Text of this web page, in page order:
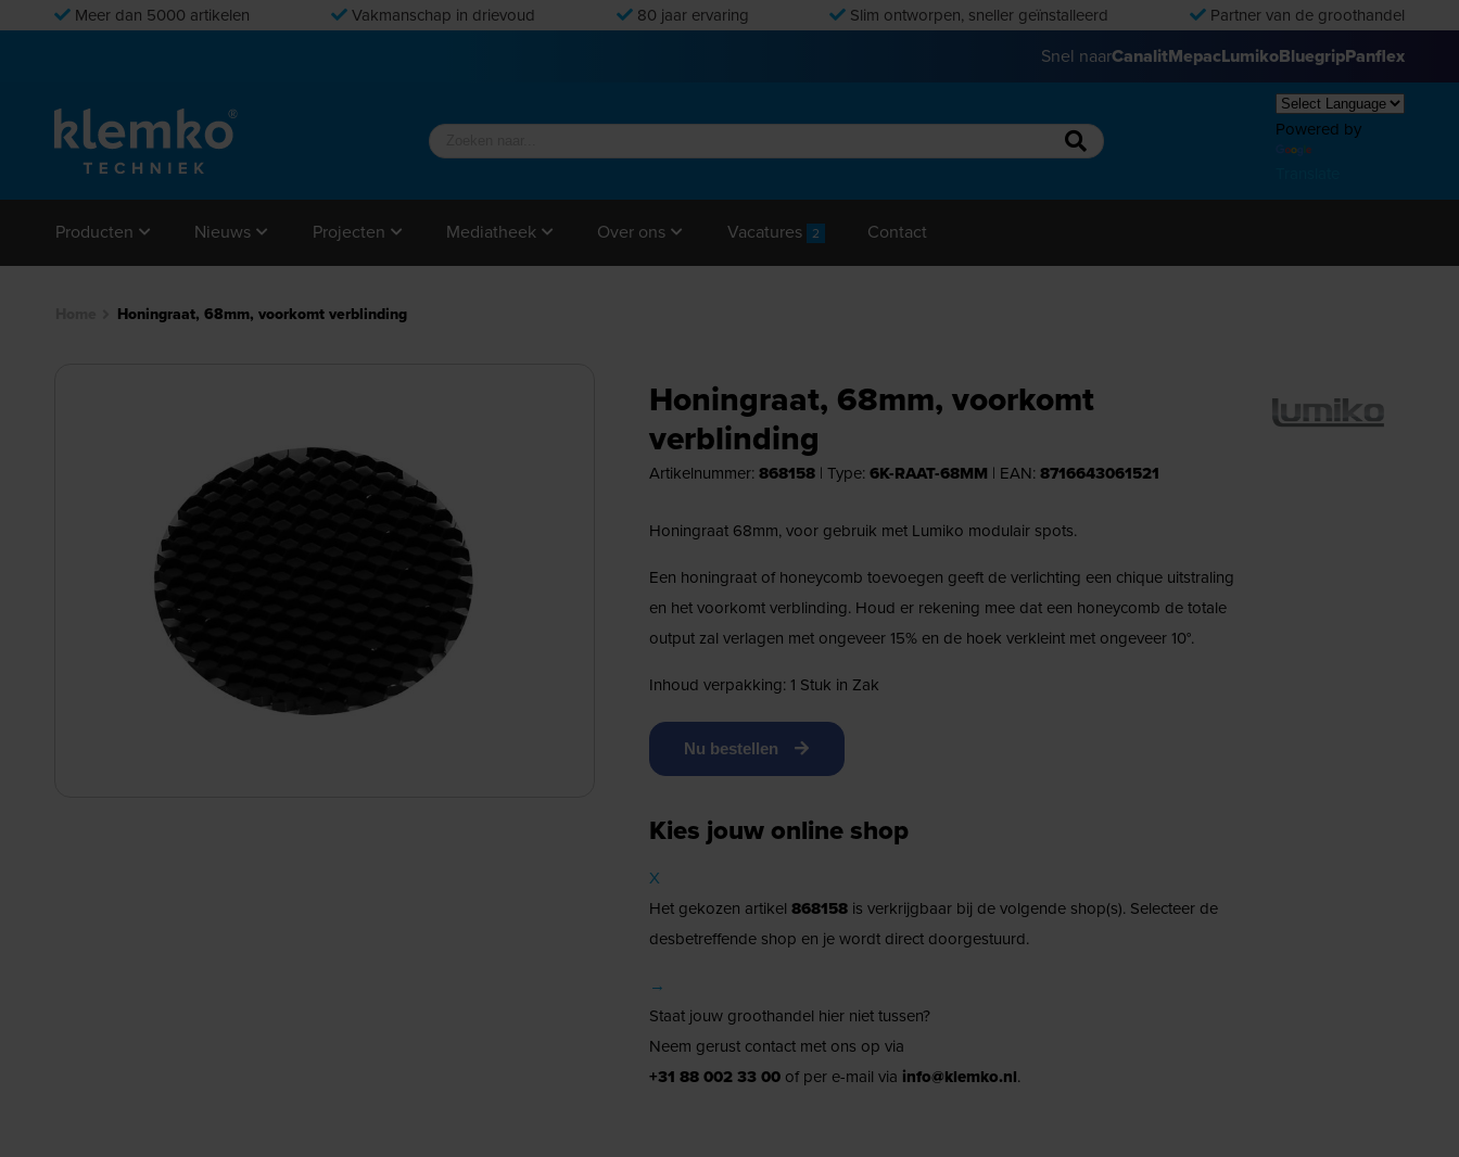
Meer dan 5000 artikelen Vakmanschap in drievoud 80 jaar ervaring Slim ontworpen, sneller geïnstalleerd Partner van de groothandel
Snel naarCanalitMepacLumikoBluegripPanflex
Powered by
Producten Nieuws Projecten Mediatheek Over ons Vacatures 2 Contact
Honingraat, 68mm, voorkomt verblinding
Honingraat, 68mm, voorkomt
verblinding
Artikelnummer: 868158| Type: 6K-RAAT-68MM | EAN: 8716643061521
Honingraat 68mm, voor gebruik met Lumiko modulair spots.
Een honingraat of honeycomb toevoegen geeft de verlichting een chique uitstraling
en het voorkomt verblinding. Houd er rekening mee dat een honeycomb de totale
output zal verlagen met ongeveer 15% en de hoek verkleint met ongeveer 10°.
Inhoud verpakking: 1 Stuk in Zak
Nu bestellen
Kies jouw online shop
X
Het gekozen artikel 868158is verkrijgbaar bij de volgende shop(s). Selecteer de
desbetreffende shop en je wordt direct doorgestuurd.
→
Staat jouw groothandel hier niet tussen?
Neem gerust contact met ons op via
+31 88 002 33 00of per e-mail via info@klemko.nl.